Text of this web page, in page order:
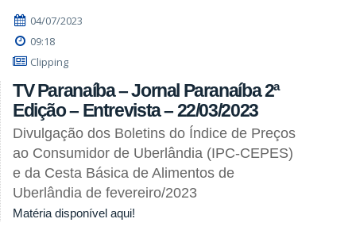
04/07/2023
09:18
Clipping
TV Paranaíba – Jornal Paranaíba 2ª
Edição – Entrevista – 22/03/2023
Divulgação dos Boletins do Índice de Preços
ao Consumidor de Uberlândia (IPC-CEPES)
e da Cesta Básica de Alimentos de
Uberlândia de fevereiro/2023
Matéria disponível aqui!